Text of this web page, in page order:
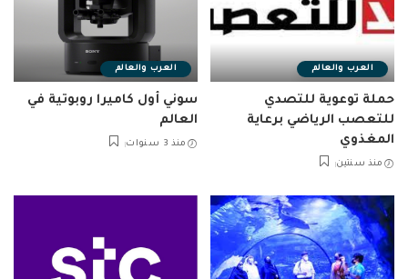
العرب والعالم
حملة توعوية للتصدي
للتعصب الرياضي برعاية
المغذوي
منذ سنتين
العرب والعالم
سوني أول كاميرا روبوتية في
العالم
منذ 3 سنوات